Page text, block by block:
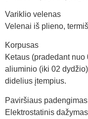
Variklio velenas
Velenai iš plieno,
Korpusas
Ketaus (pradedant
aliuminio (iki 02
didelius įtempius.
Paviršiaus padengimas
Elektrostatinis